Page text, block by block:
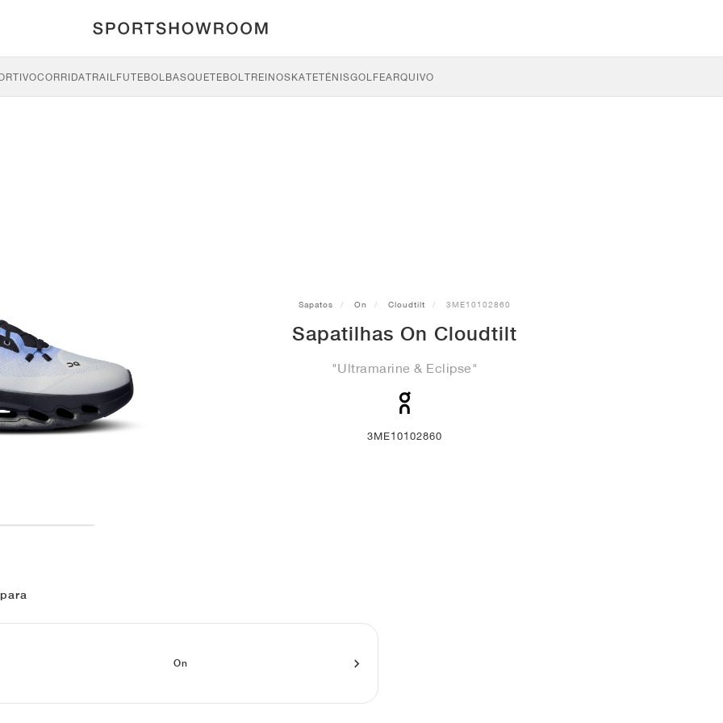
CORRIDATRAILFUTEBOLBASQUETEBOLTREINOSKATETÉNISGOLFEARQUIVO
Sapatos On Cloudtilt 3ME10102860
Sapatilhas On Cloudtilt
"Ultramarine & Eclipse"
3ME10102860
On